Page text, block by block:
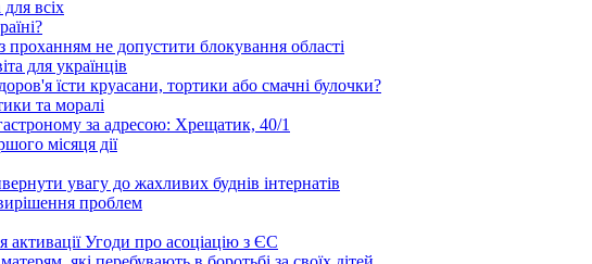
всіх
не допустити блокування області
для українців
їсти круасани, тортики або смачні булочки?
та моралі
за адресою: Хрещатик, 40/1
місяця дії
увагу до жахливих буднів інтернатів
проблем
активації Угоди про асоціацію з ЄС